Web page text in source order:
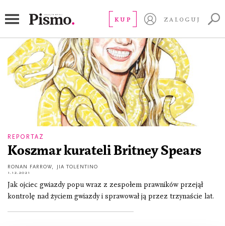
KUP ZALOGUJ
REPORTAŻ
Koszmar kurateli Britney Spears
RONAN FARROW JIA TOLENTINO
1.12.2021
Jak ojciec gwiazdy popu wraz z zespołem prawników przejął
kontrolę nad życiem gwiazdy i sprawował ją przez trzynaście lat.